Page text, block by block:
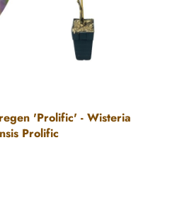
'Prolific' - Wisteria
Prolific